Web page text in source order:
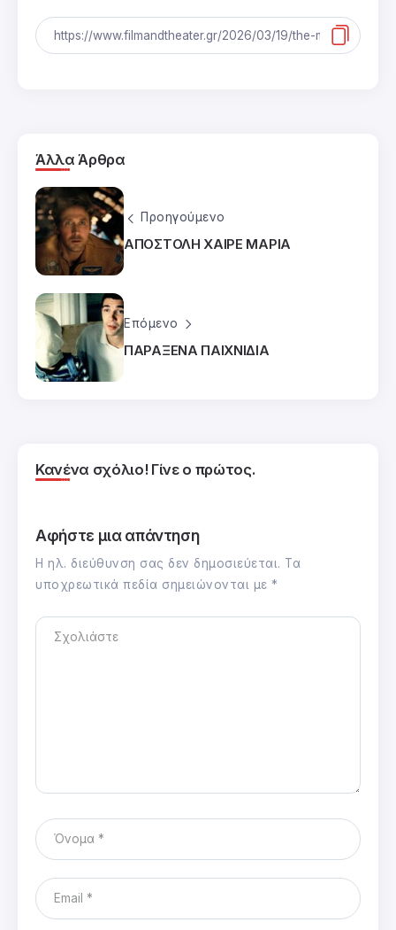
Άλλα Άρθρα
Προηγούμενο
ΑΠΟΣΤΟΛΗ ΧΑΙΡΕ ΜΑΡΙΑ
Επόμενο
ΠΑΡΑΞΕΝΑ ΠΑΙΧΝΙΔΙΑ
Κανένα σχόλιο! Γίνε ο πρώτος.
Αφήστε μια απάντηση
Η ηλ. διεύθυνση σας δεν δημοσιεύεται. Τα
υποχρεωτικά πεδία σημειώνονται με *